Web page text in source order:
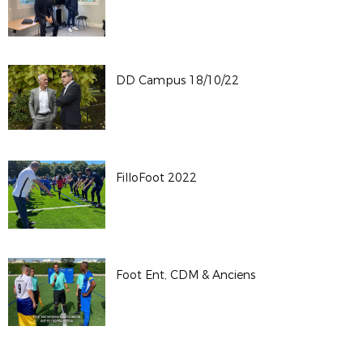
DD Campus 18/10/22
FilloFoot 2022
Foot Ent, CDM & Anciens